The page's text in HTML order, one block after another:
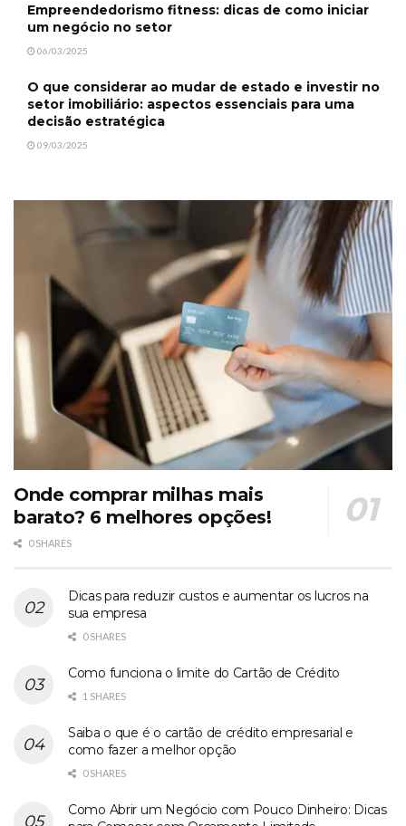
Empreendedorismo fitness: dicas de como iniciar
um negócio no setor
06/03/2025
O que considerar ao mudar de estado e investir no
setor imobiliário: aspectos essenciais para uma
decisão estratégica
09/03/2025
Onde comprar milhas mais
barato? 6 melhores opções!
0 SHARES
Dicas para reduzir custos e aumentar os lucros na
sua empresa
0 SHARES
Como funciona o limite do Cartão de Crédito
1 SHARES
Saiba o que é o cartão de crédito empresarial e
como fazer a melhor opção
0 SHARES
Como Abrir um Negócio com Pouco Dinheiro: Dicas